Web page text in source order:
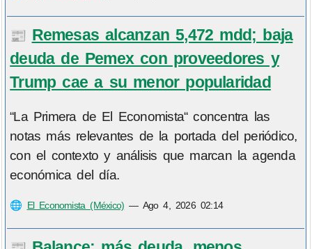
📰 Remesas alcanzan 5,472 mdd; baja
deuda de Pemex con proveedores y
Trump cae a su menor popularidad
“La Primera de El Economista“ concentra las
notas más relevantes de la portada del periódico,
con el contexto y análisis que marcan la agenda
económica del día.
🌐 El Economista (México) — Ago 4, 2026 02:14